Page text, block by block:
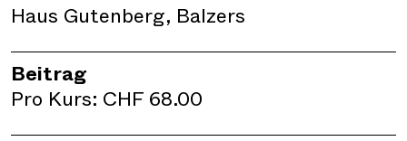
Haus Gutenberg, Balzers
Beitrag
Pro Kurs: CHF 68.00